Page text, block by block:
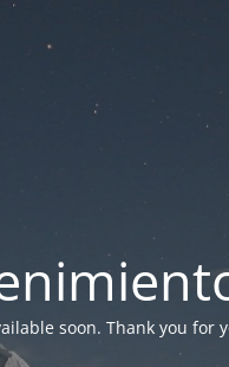
soon. Thank you for